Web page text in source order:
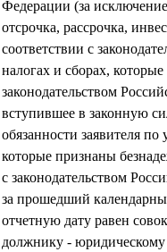
Федерации (за
отсрочка, рассрочка,
соответствии с
налогах и сборах,
законодательством
вступившее в законную
обязанности заявителя
которые признаны
с законодательством
за прошедший
отчетную дату равен
должнику -